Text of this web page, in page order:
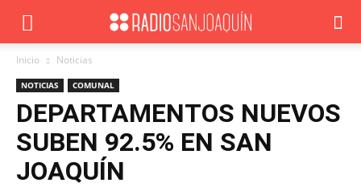
Inicio Noticias
NOTICIAS COMUNAL
DEPARTAMENTOS NUEVOS
SUBEN 92.5% EN SAN
JOAQUÍN